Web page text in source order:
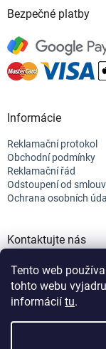
Tento web
tohto webu
informácií tu.
Bezpečné platby
Informácie
Reklamační protokol
Obchodní podmínky
Reklamační řád
Odstoupení od
Ochrana osobních
Kontaktujte nás
+421 944 682 154
info@efix.top